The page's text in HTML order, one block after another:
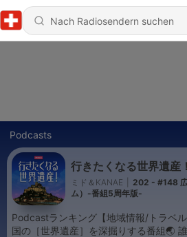
Podcasts
行きたくなる世界遺産！
ミド＆KANAE
202 - #148
ム）-番組5周年版-
Podcastランキング【地域情報/トラベ
国の［世界遺産］を深掘りする番組🌏